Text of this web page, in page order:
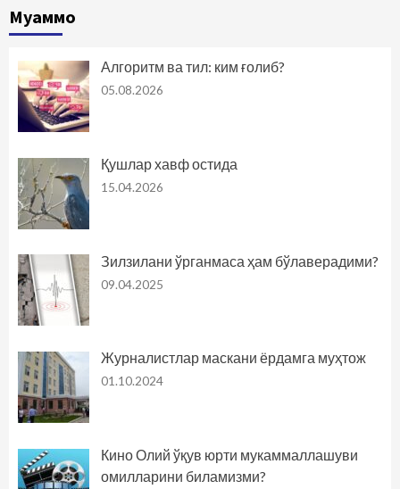
Муаммо
Алгоритм ва тил: ким ғолиб?
05.08.2026
Қушлар хавф остида
15.04.2026
Зилзилани ўрганмаса ҳам бўлаверадими?
09.04.2025
Журналистлар маскани ёрдамга муҳтож
01.10.2024
Кино Олий ўқув юрти мукаммаллашуви
омилларини биламизми?